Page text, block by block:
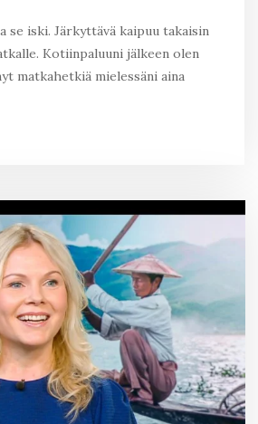
se iski. Järkyttävä kaipuu takaisin
Kotiinpaluuni jälkeen olen
matkahetkiä mielessäni aina